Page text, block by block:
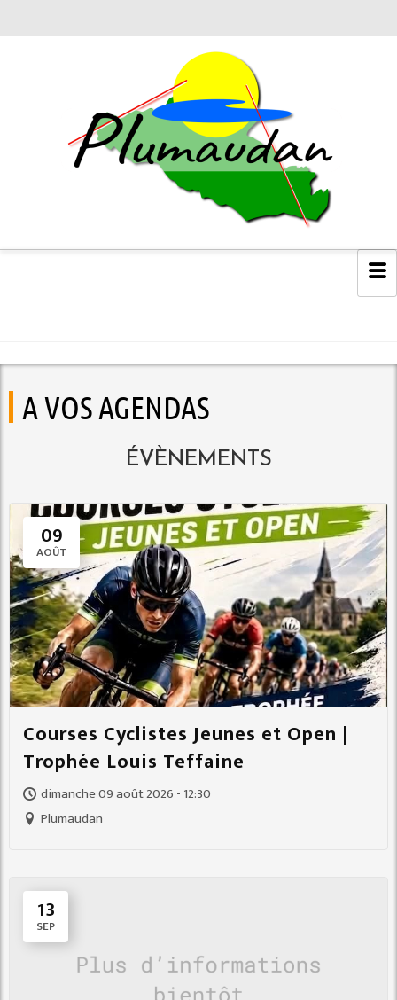
A VOS AGENDAS
ÉVÈNEMENTS
09
AOÛT
Courses Cyclistes Jeunes et Open |
Trophée Louis Teffaine
dimanche 09 août 2026 - 12:30
Plumaudan
13
SEP